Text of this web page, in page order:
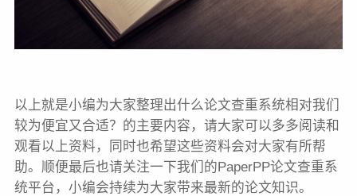
以上就是小编为大家整理出什么论文查重系统相对我们
较为便宜又合适？的主要内容，请大家可以多多阅读和
观看以上资料，同时也希望这些资料会对大家有所帮
助。顺便最后也请关注一下我们的PaperPP论文查重系
统平台，小编会持续为大家带来最新的论文知识。